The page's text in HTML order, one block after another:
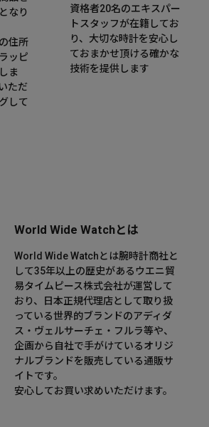
なり
住所
ッピ
ま
ただ
して
資格者20名のエキスパー
トスタッフが在籍してお
り、大切な時計を安心し
ておまかせ頂ける確かな
技術を提供します
World Wide Watchとは
World Wide Watchとは腕時計商社と
して35年以上の歴史があるウエニ貿
易タイムピース株式会社が運営して
おり、日本正規代理店として取り扱
っている世界的ブランドのアディダ
ス・ヴェルサーチェ・フルラ等や、
企画から自社で手がけているオリジ
ナルブランドを販売している通販サ
イトです。
安心してお買い求めいただけます。